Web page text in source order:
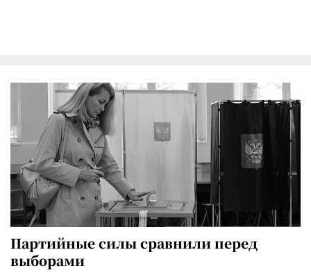
Партийные силы сравнили перед
выборами